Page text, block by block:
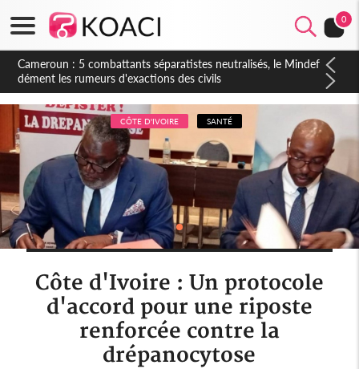
0
Cameroun : 5 combattants séparatistes neutralisés, le Mindef
dément les rumeurs d'exactions des civils
CÔTE D'IVOIRE SANTÉ
Côte d'Ivoire : Un protocole
d'accord pour une riposte
renforcée contre la
drépanocytose